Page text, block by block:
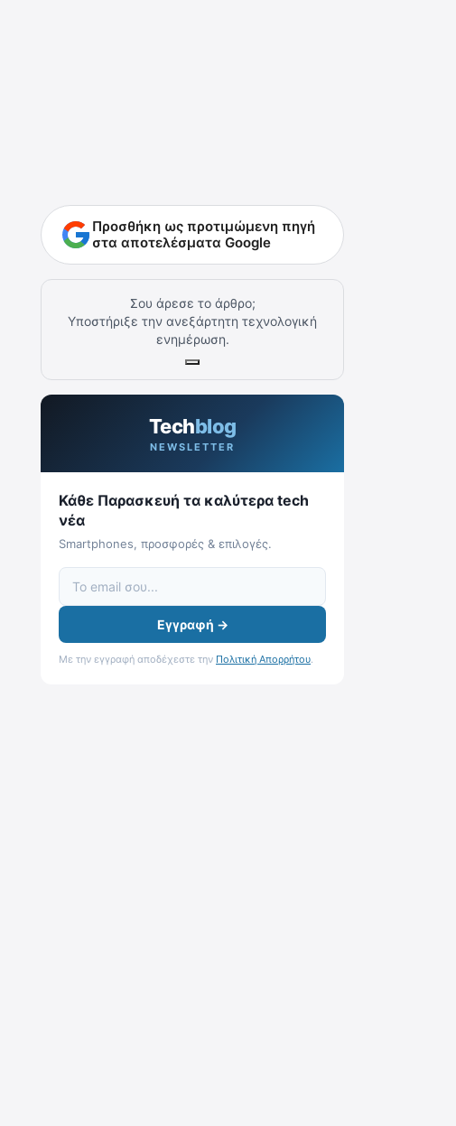
Προσθήκη ως προτιμώμενη πηγή
στα αποτελέσματα Google
Σου άρεσε το άρθρο;
Υποστήριξε την ανεξάρτητη τεχνολογική
ενημέρωση.
Techblog
NEWSLETTER
Κάθε Παρασκευή τα καλύτερα tech
νέα
Smartphones, προσφορές & επιλογές.
Εγγραφή →
Με την εγγραφή αποδέχεστε την Πολιτική Απορρήτου.